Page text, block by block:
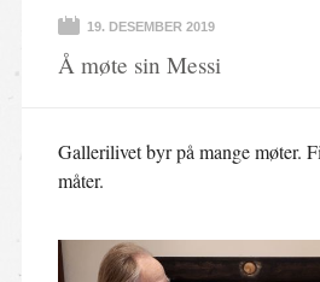
19. DESEMBER 2019
Å møte sin Messi
Gallerilivet byr på mange møter.
måter.